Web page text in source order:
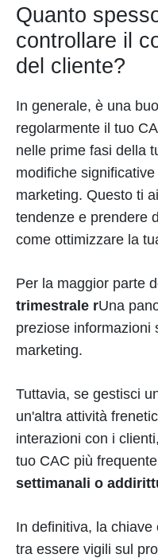
Quanto
controllare il
del cliente?
In generale, è una
regolarmente il tuo
nelle prime fasi della
modifiche
marketing. Questo ti
tendenze e prendere
come ottimizzare la
Per la maggior parte
trimestrale rUna
preziose informazioni
marketing.
Tuttavia, se gestisci
un'altra attività
interazioni con i
tuo CAC più
settimanali o
In definitiva, la
tra essere vigili sul